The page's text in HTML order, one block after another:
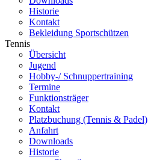
Historie
Kontakt
Bekleidung Sportschützen
Tennis
Übersicht
Jugend
Hobby-/ Schnuppertraining
Termine
Funktionsträger
Kontakt
Platzbuchung (Tennis & Padel)
Anfahrt
Downloads
Historie